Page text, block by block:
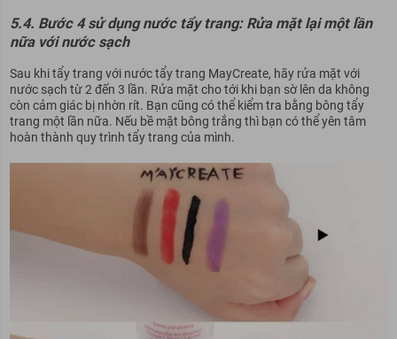
5.4. Bước 4 sử dụng nước tẩy trang: Rửa mặt lại một lần
nữa với nước sạch
Sau khi tẩy trang với nước tẩy trang MayCreate, hãy rửa mặt với
nước sạch từ 2 đến 3 lần. Rửa mặt cho tới khi bạn sờ lên da không
còn cảm giác bị nhờn rít. Bạn cũng có thể kiểm tra bằng bông tẩy
trang một lần nữa. Nếu bề mặt bông trắng thì bạn có thể yên tâm
hoàn thành quy trình tẩy trang của mình.